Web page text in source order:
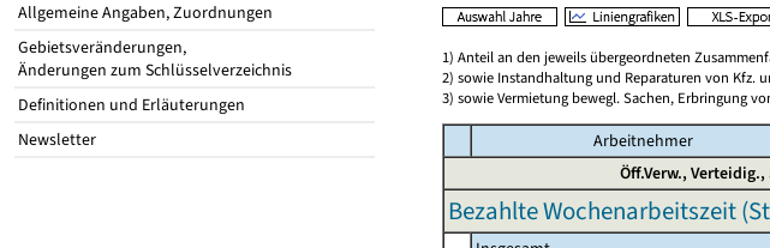
Allgemeine Angaben, Zuordnungen
Gebietsveränderungen,
Änderungen zum Schlüsselverzeichnis
Definitionen und Erläuterungen
Newsletter
1) Anteil an den jeweils übergeordneten
2) sowie Instandhaltung und Reparaturen von Kfz.
3) sowie Vermietung bewegl. Sachen, Erbringung
Arbeitnehmer
Öff.Verw.,
Bezahlte Wochenarbeitszeit